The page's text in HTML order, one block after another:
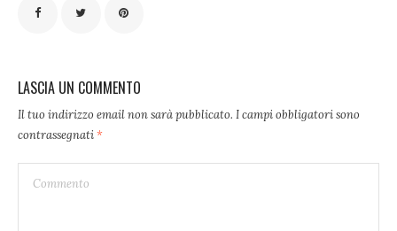
LASCIA UN COMMENTO
Il tuo indirizzo email non sarà pubblicato. I campi obbligatori sono
contrassegnati*